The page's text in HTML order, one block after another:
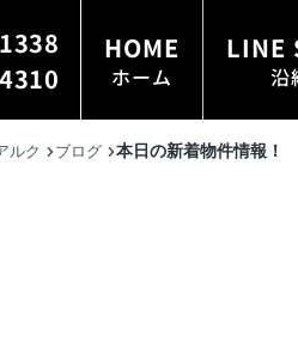
HOME
ホーム
LINE
沿
ルク ブログ 本日の新着物件情報！